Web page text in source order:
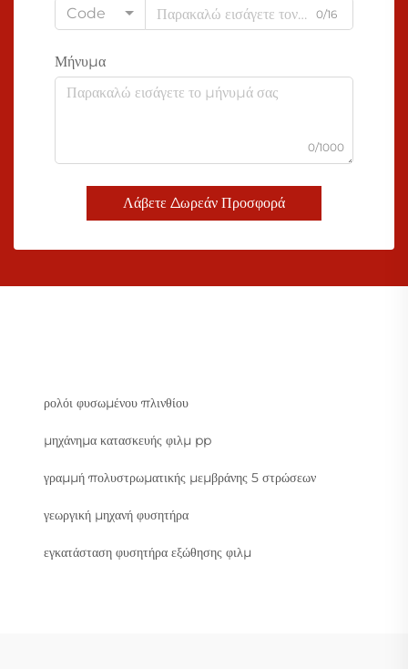
Code
0/16
Μήνυμα
0/1000
Λάβετε Δωρεάν Προσφορά
ρολόι φυσωμένου πλινθίου
μηχάνημα κατασκευής φιλμ pp
γραμμή πολυστρωματικής μεμβράνης 5 στρώσεων
γεωργική μηχανή φυσητήρα
εγκατάσταση φυσητήρα εξώθησης φιλμ